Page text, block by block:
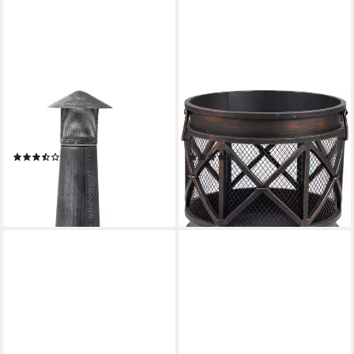
Feuerstelle Jacksonville, ØxH:
52x140 cm
UVP 279,00 €
lieferbar - in 4-5 Werktagen bei dir
TEPRO
Feuerstelle Gracewood,
BxLxH: 42x42x53 cm
(29)
70,57 € UVP139,00 €
-49%
lieferbar - in 4-5 Werktagen bei dir